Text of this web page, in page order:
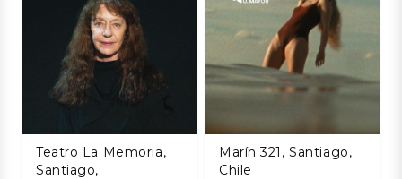
Teatro La Memoria,
Santiago,
Marín 321, Santiago,
Chile